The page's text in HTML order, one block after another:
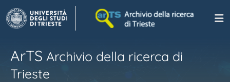
ArTS Archivio della ricerca di
Trieste